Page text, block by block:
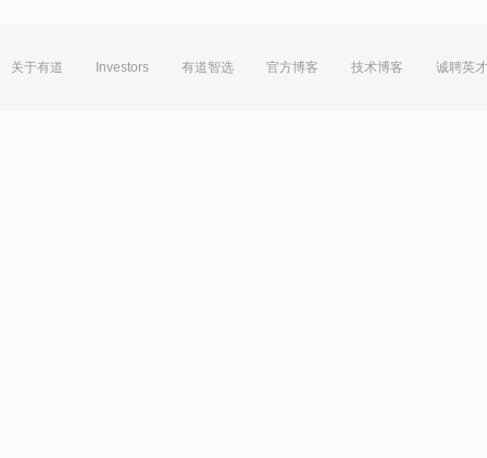
关于有道 Investors 有道智选 官方博客 技术博客 诚聘英才